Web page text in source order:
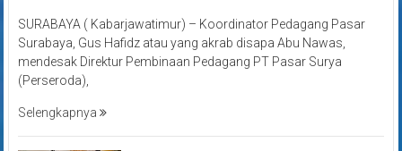
SURABAYA ( Kabarjawatimur) – Koordinator Pedagang Pasar
Surabaya, Gus Hafidz atau yang akrab disapa Abu Nawas,
mendesak Direktur Pembinaan Pedagang PT Pasar Surya
(Perseroda),
Selengkapnya